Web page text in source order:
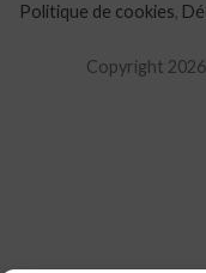
Politique de cookies,
Copyright